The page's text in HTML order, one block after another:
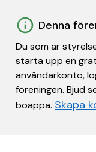
Denna
Du som är
starta upp en
användarkonto,
föreningen. Bjud
boappa. Skapa